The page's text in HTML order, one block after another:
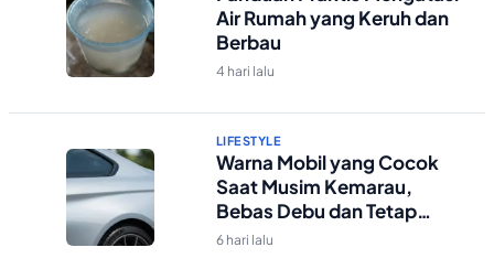
Air Rumah yang Keruh dan
Berbau
4 hari lalu
LIFESTYLE
Warna Mobil yang Cocok
Saat Musim Kemarau,
Bebas Debu dan Tetap
Kelihatan Bersih
6 hari lalu